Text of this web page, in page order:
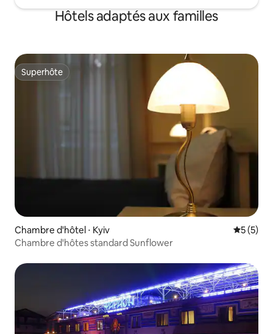
Hôtels adaptés aux familles
Superhôte
Superhôte
Chambre d'hôtel ⋅ Kyiv
5 (5)
Chambre d'hôtes standard Sunflower